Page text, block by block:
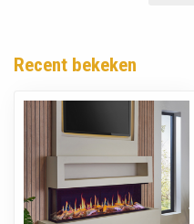
Recent bekeken